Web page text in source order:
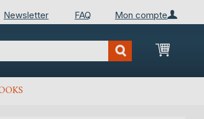
Mon compte
Newsletter FAQ
Mon